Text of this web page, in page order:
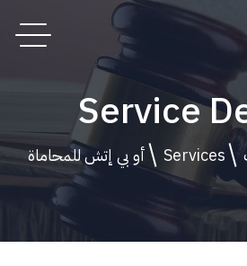
Service
Services أو بي إتش للمحاماة